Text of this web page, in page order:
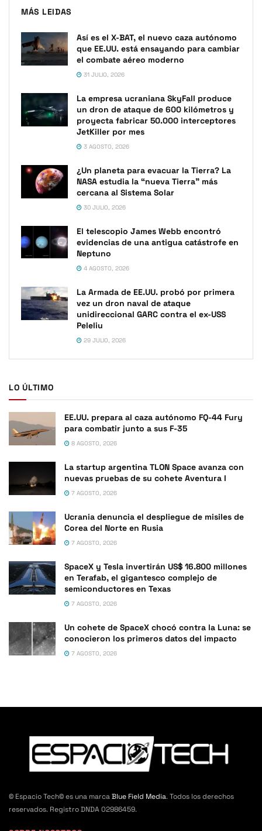
MÁS LEIDAS
Así es el X-BAT, el nuevo caza autónomo
que EE.UU. está ensayando para cambiar
el combate aéreo moderno
31 JULIO, 2026
La empresa ucraniana SkyFall produce
un dron de ataque de 600 kilómetros y
proyecta fabricar 50.000 interceptores
JetKiller por mes
3 AGOSTO, 2026
¿Un planeta para evacuar la Tierra? La
NASA estudia la “nueva Tierra” más
cercana al Sistema Solar
30 JULIO, 2026
El telescopio James Webb encontró
evidencias de una antigua catástrofe en
Neptuno
4 AGOSTO, 2026
La Armada de EE.UU. probó por primera
vez un dron naval de ataque
unidireccional GARC contra el ex-USS
Peleliu
29 JULIO, 2026
LO ÚLTIMO
EE.UU. prepara al caza autónomo FQ-44 Fury
para combatir junto a sus F-35
8 AGOSTO, 2026
La startup argentina TLON Space avanza con
nuevas pruebas de su cohete Aventura I
7 AGOSTO, 2026
Ucrania denuncia el despliegue de misiles de
Corea del Norte en Rusia
7 AGOSTO, 2026
SpaceX y Tesla invertirán US$ 16.800 millones
en Terafab, el gigantesco complejo de
semiconductores en Texas
7 AGOSTO, 2026
Un cohete de SpaceX chocó contra la Luna: se
conocieron los primeros datos del impacto
7 AGOSTO, 2026
© Espacio Tech© es una marcaBlue Field Media. Todos los derechos
reservados. Registro DNDA 02986459.